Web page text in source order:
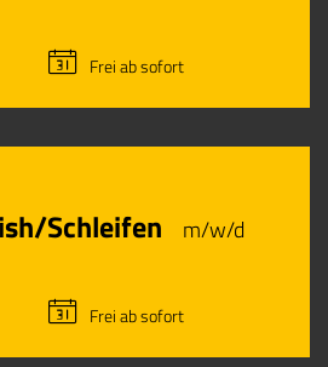
Frei ab sofort
Schleifen m/w/d
Frei ab sofort